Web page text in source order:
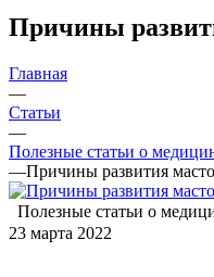
Причины
Главная
—
Статьи
—
Полезные статьи о
—Причины развития
Полезные статьи о
23 марта 2022